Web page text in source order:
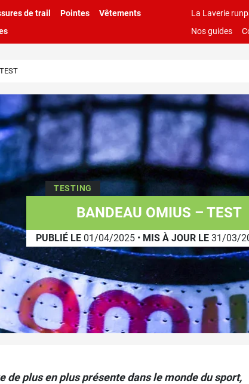
de trail Pointes
Vêtements
La Laverie
Nos guides
TESTING
BANDEAU OMIUS – TEST
PUBLIÉ LE 01/04/2025 • MIS À JOUR LE 31/03/
de plus en plus présente dans le monde du sport,